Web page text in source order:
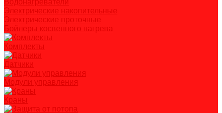
Водонагреватели
Электрические накопительные
Электрические проточные
Бойлеры косвенного нагрева
Комплекты
Датчики
Модули управления
Краны